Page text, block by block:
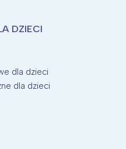
DZIECI
dla dzieci
dla dzieci